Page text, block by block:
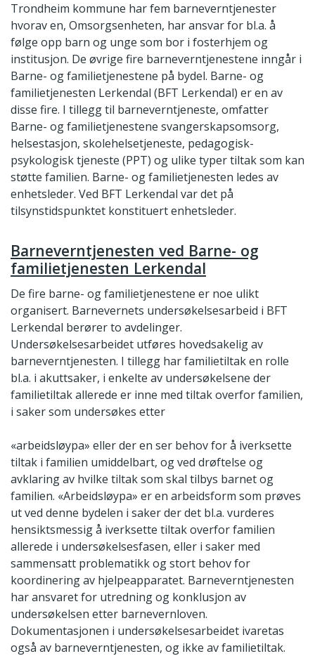
Trondheim kommune har fem barneverntjenester
hvorav en, Omsorgsenheten, har ansvar for bl.a. å
følge opp barn og unge som bor i fosterhjem og
institusjon. De øvrige fire barneverntjenestene inngår i
Barne- og familietjenestene på bydel. Barne- og
familietjenesten Lerkendal (BFT Lerkendal) er en av
disse fire. I tillegg til barneverntjeneste, omfatter
Barne- og familietjenestene svangerskapsomsorg,
helsestasjon, skolehelsetjeneste, pedagogisk-
psykologisk tjeneste (PPT) og ulike typer tiltak som kan
støtte familien. Barne- og familietjenesten ledes av
enhetsleder. Ved BFT Lerkendal var det på
tilsynstidspunktet konstituert enhetsleder.
Barneverntjenesten ved Barne- og
familietjenesten Lerkendal
De fire barne- og familietjenestene er noe ulikt
organisert. Barnevernets undersøkelsesarbeid i BFT
Lerkendal berører to avdelinger.
Undersøkelsesarbeidet utføres hovedsakelig av
barneverntjenesten. I tillegg har familietiltak en rolle
bl.a. i akuttsaker, i enkelte av undersøkelsene der
familietiltak allerede er inne med tiltak overfor familien,
i saker som undersøkes etter
«arbeidsløypa» eller der en ser behov for å iverksette
tiltak i familien umiddelbart, og ved drøftelse og
avklaring av hvilke tiltak som skal tilbys barnet og
familien. «Arbeidsløypa» er en arbeidsform som prøves
ut ved denne bydelen i saker der det bl.a. vurderes
hensiktsmessig å iverksette tiltak overfor familien
allerede i undersøkelsesfasen, eller i saker med
sammensatt problematikk og stort behov for
koordinering av hjelpeapparatet. Barneverntjenesten
har ansvaret for utredning og konklusjon av
undersøkelsen etter barnevernloven.
Dokumentasjonen i undersøkelsesarbeidet ivaretas
også av barneverntjenesten, og ikke av familietiltak.